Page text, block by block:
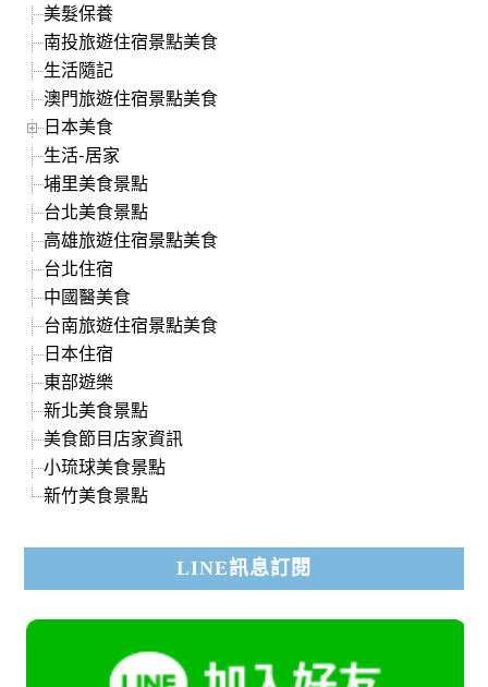
美髮保養
南投旅遊住宿景點美食
生活隨記
澳門旅遊住宿景點美食
日本美食
生活-居家
埔里美食景點
台北美食景點
高雄旅遊住宿景點美食
台北住宿
中國醫美食
台南旅遊住宿景點美食
日本住宿
東部遊樂
新北美食景點
美食節目店家資訊
小琉球美食景點
新竹美食景點
LINE訊息訂閱